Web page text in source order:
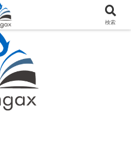
（マンガックス）
検索